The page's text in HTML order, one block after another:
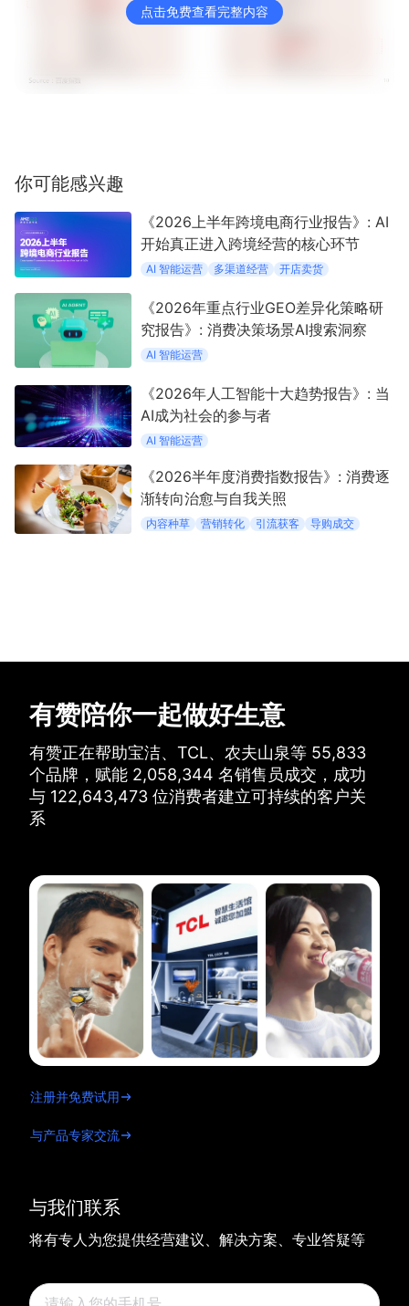
点击免费查看完整内容
你可能感兴趣
《2026上半年跨境电商行业报告》: AI
开始真正进入跨境经营的核心环节
AI 智能运营 多渠道经营 开店卖货
《2026年重点行业GEO差异化策略研
究报告》: 消费决策场景AI搜索洞察
AI 智能运营
《2026年人工智能十大趋势报告》: 当
AI成为社会的参与者
AI 智能运营
《2026半年度消费指数报告》: 消费逐
渐转向治愈与自我关照
内容种草 营销转化 引流获客 导购成交
有赞陪你一起做好生意
有赞正在帮助宝洁、TCL、农夫山泉等 55,833
个品牌， 赋能 2,058,344 名销售员成交， 成功
与 122,643,473 位消费者建立可持续的客户关
系
与我们联系
将有专人为您提供经营建议、解决方案、专业答疑等
注册并免费试用
与产品专家交流